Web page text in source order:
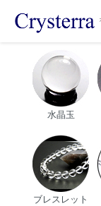
水晶玉
ブレスレット